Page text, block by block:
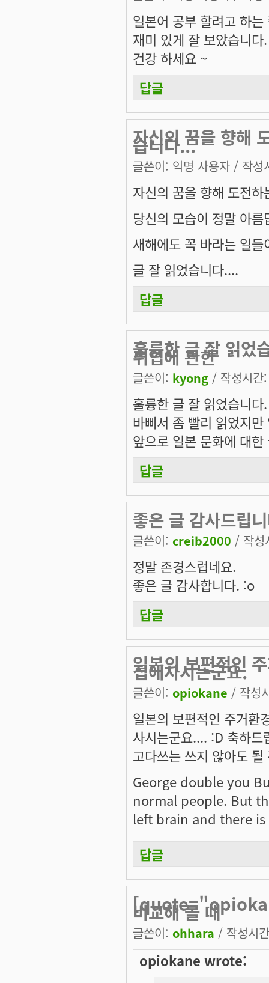
일본어 공부 할려고 하
재미 있게 잘 보았습니다.
건강 하세요 ~
답글
자신의 꿈을 향해
습니다...
글쓴이: 익명 사용자 / 작성
자신의 꿈을 향해 도전하
당신의 모습이 정말 아름
새해에도 꼭 바라는 일
글 잘 읽었습니다....
답글
훌륭한 글 잘 읽었
취업에 관한
글쓴이: kyong / 작성시
훌륭한 글 잘 읽었습니다.
바뻐서 좀 빨리 읽었지
앞으로 일본 문화에 대
답글
좋은 글 감사드립
글쓴이: creib2000 / 작
정말 존경스럽네요.
좋은 글 감사합니다. :o
답글
일본의 보편적인
집에사시는군요.
글쓴이: opiokane / 작성
일본의 보편적인 주거환
사시는군요.... :D 축하드
고다쓰는 쓰지 않아도
George double you
normal people. But
left brain and there
답글
비교해 볼 때
글쓴이: ohhara / 작성시
opiokane wrote: